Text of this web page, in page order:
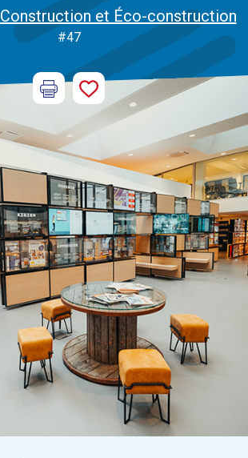
Construction et Éco-construction
#47